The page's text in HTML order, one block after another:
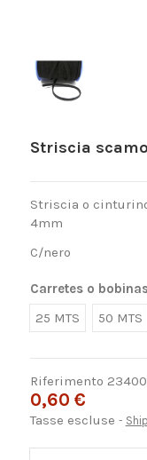
Striscia
Striscia o
4mm
C/nero
Carretes o
25 MTS
50 MTS
Riferimento
0,60 €
Tasse escluse